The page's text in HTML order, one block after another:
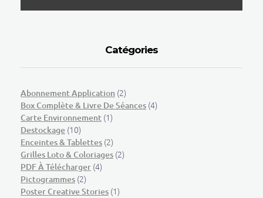
Catégories
Abonnement Application (2)
Box Complète & Livre De Séances (4)
Carte Environnement (1)
Destockage (10)
Enceintes & Tablettes (2)
Grilles Loto & Coloriages (2)
PDF À Télécharger (4)
Pictogrammes (2)
Poster Creative Stories (1)